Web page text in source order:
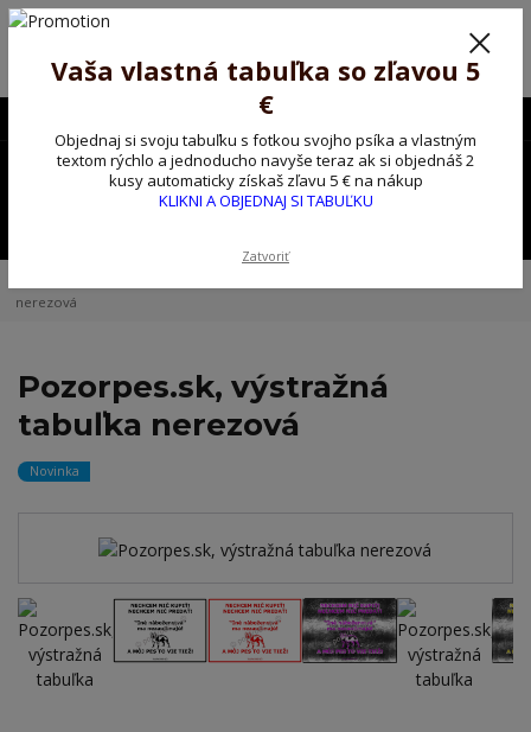
Poprosíme ctených zákazníkov o trpezlivosť, v tomto období máme
Preto sme Vám pripravili malý darček ako ospravedlnenie.
!!! ZĽAVA 5€ na PRVÚ objednávku nad 30€ s kódom pozorpes5 !!!
0,00 EUR
nerezová
Pozorpes.sk, výstražná
tabuľka nerezová
Novinka
Vaša vlastná tabuľka so zľavou 5
€
Objednaj si svoju tabuľku s fotkou svojho psíka a vlastným
textom rýchlo a jednoducho navyše teraz ak si objednáš 2
kusy automaticky získaš zľavu 5 € na nákup
KLIKNI A OBJEDNAJ SI TABUĽKU
Zatvoriť